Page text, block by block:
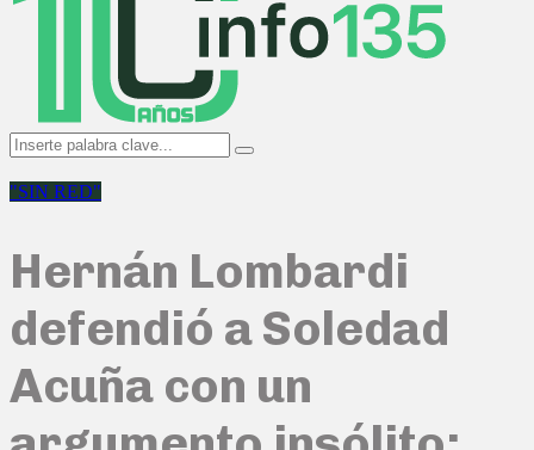
Search
for:
Search
"SIN RED"
Hernán Lombardi
defendió a Soledad
Acuña con un